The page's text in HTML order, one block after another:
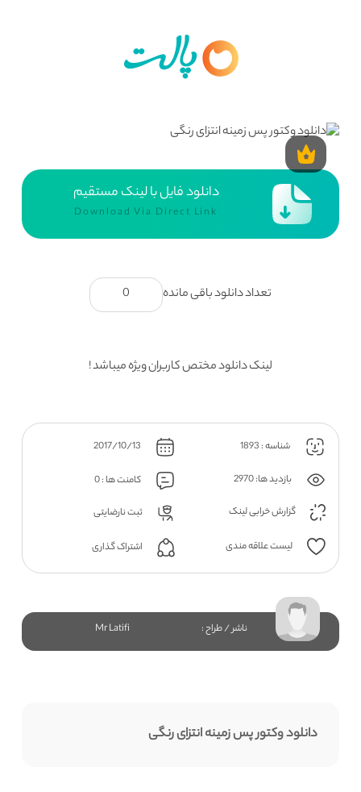
دانلود فایل با لینک مستقیم
Download Via Direct Link
تعداد دانلود باقی مانده 0
لینک دانلود مختص کاربران ویژه میباشد !
شناسه : 1893
بازدید ها: 2970
کامنت ها : 0
گزارش خرابی لینک
ثبت نارضایتی
لیست علاقه مندی اشتراک گذاری
ناشر / طراح : Mr Latifi
دانلود وکتور پس زمینه انتزای رنگی